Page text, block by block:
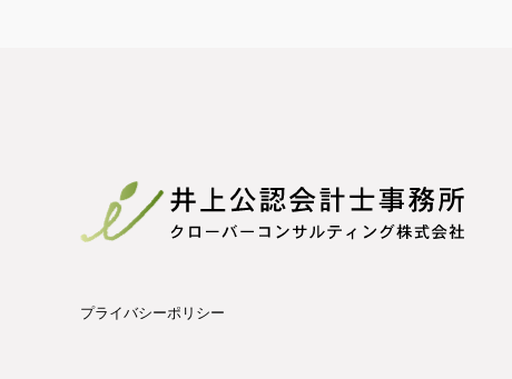
プライバシーポリシー